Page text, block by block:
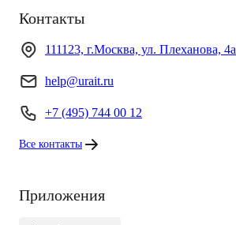
Контакты
111123, г.Москва, ул. Плеханова, 4а
help@urait.ru
+7 (495) 744 00 12
Все контакты
Приложения